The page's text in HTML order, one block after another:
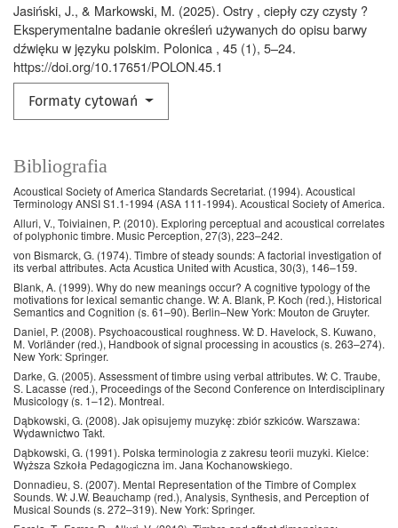
Jasiński, J., & Markowski, M. (2025). Ostry , ciepły czy czysty ?
Eksperymentalne badanie określeń używanych do opisu barwy
dźwięku w języku polskim. Polonica , 45 (1), 5–24.
https://doi.org/10.17651/POLON.45.1
Formaty cytowań
Bibliografia
Acoustical Society of America Standards Secretariat. (1994). Acoustical
Terminology ANSI S1.1-1994 (ASA 111-1994). Acoustical Society of America.
Alluri, V., Toiviainen, P. (2010). Exploring perceptual and acoustical correlates
of polyphonic timbre. Music Perception, 27(3), 223–242.
von Bismarck, G. (1974). Timbre of steady sounds: A factorial investigation of
its verbal attributes. Acta Acustica United with Acustica, 30(3), 146–159.
Blank, A. (1999). Why do new meanings occur? A cognitive typology of the
motivations for lexical semantic change. W: A. Blank, P. Koch (red.), Historical
Semantics and Cognition (s. 61–90). Berlin–New York: Mouton de Gruyter.
Daniel, P. (2008). Psychoacoustical roughness. W: D. Havelock, S. Kuwano,
M. Vorländer (red.), Handbook of signal processing in acoustics (s. 263–274).
New York: Springer.
Darke, G. (2005). Assessment of timbre using verbal attributes. W: C. Traube,
S. Lacasse (red.), Proceedings of the Second Conference on Interdisciplinary
Musicology (s. 1–12). Montreal.
Dąbkowski, G. (2008). Jak opisujemy muzykę: zbiór szkiców. Warszawa:
Wydawnictwo Takt.
Dąbkowski, G. (1991). Polska terminologia z zakresu teorii muzyki. Kielce:
Wyższa Szkoła Pedagogiczna im. Jana Kochanowskiego.
Donnadieu, S. (2007). Mental Representation of the Timbre of Complex
Sounds. W: J.W. Beauchamp (red.), Analysis, Synthesis, and Perception of
Musical Sounds (s. 272–319). New York: Springer.